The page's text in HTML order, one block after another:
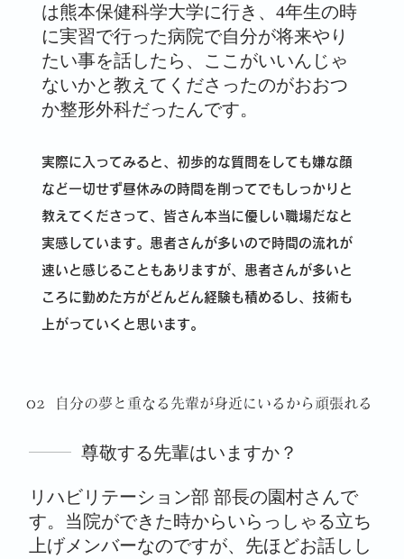
は熊本保健科学大学に行き、4年生の時
に実習で行った病院で自分が将来やり
たい事を話したら、ここがいいんじゃ
ないかと教えてくださったのがおおつ
か整形外科だったんです。
実際に入ってみると、初歩的な質問をしても嫌な顔
など一切せず昼休みの時間を削ってでもしっかりと
教えてくださって、皆さん本当に優しい職場だなと
実感しています。患者さんが多いので時間の流れが
速いと感じることもありますが、患者さんが多いと
ころに勤めた方がどんどん経験も積めるし、技術も
上がっていくと思います。
02 自分の夢と重なる先輩が身近にいるから頑張れる
リハビリテーション部 部長の園村さんで
す。当院ができた時からいらっしゃる立ち
上げメンバーなのですが、先ほどお話しし
尊敬する先輩はいますか？